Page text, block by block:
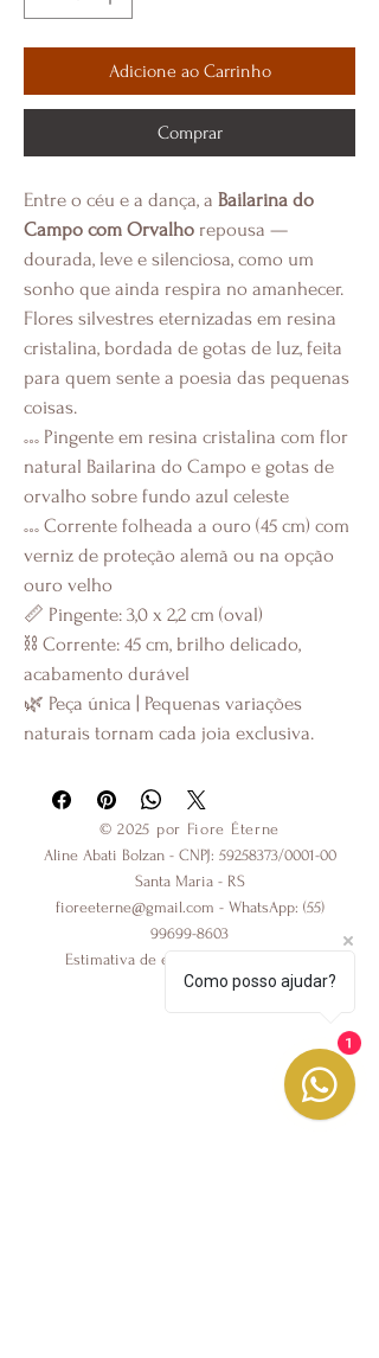
Adicione ao Carrinho
Comprar
Entre o céu e a dança, a Bailarina do
Campo com Orvalho repousa —
dourada, leve e silenciosa, como um
sonho que ainda respira no amanhecer.
Flores silvestres eternizadas em resina
cristalina, bordada de gotas de luz, feita
para quem sente a poesia das pequenas
coisas.
𓏧 Pingente em resina cristalina com flor
natural Bailarina do Campo e gotas de
orvalho sobre fundo azul celeste
𓏧 Corrente folheada a ouro (45 cm) com
verniz de proteção alemã ou na opção
ouro velho
📏 Pingente: 3,0 x 2,2 cm (oval)
⛓ Corrente: 45 cm, brilho delicado,
acabamento durável
🌿 Peça única | Pequenas variações
naturais tornam cada joia exclusiva.
© 2025 por Fiore Éterne
Aline Abati Bolzan - CNPJ: 59258373/0001-00
Santa Maria - RS
fioreeterne@gmail.com - WhatsApp: (55)
99699-8603
Estimativa de entrega 2 - 5 dias úteis
Como posso ajudar?
1